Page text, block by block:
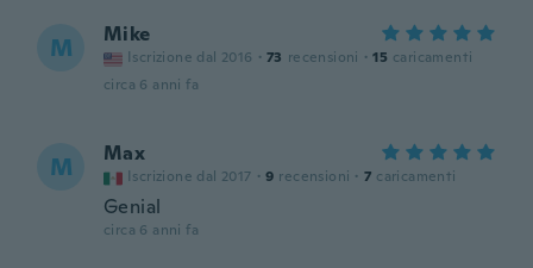
M Mike
Iscrizione dal 2016 · 73 recensioni · 15 caricamenti
circa 6 anni fa
M Max
Iscrizione dal 2017 · 9 recensioni · 7 caricamenti
Genial
circa 6 anni fa